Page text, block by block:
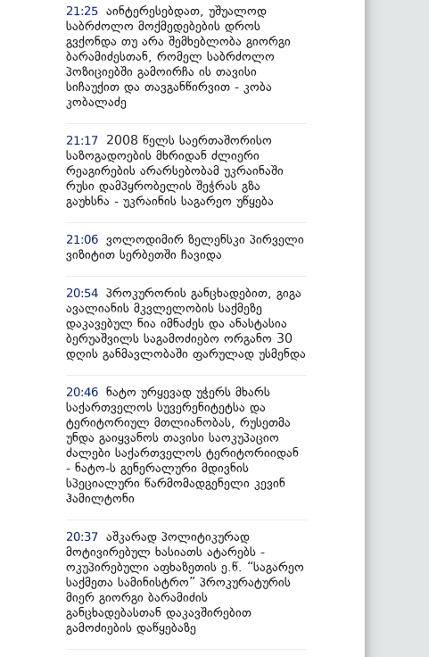
21:25 აინტერესებდათ, უშუალოდ
საბრძოლო მოქმედებების დროს
გვქონდა თუ არა შემხებლობა გიორგი
ბარამიძესთან, რომელ საბრძოლო
პოზიციებში გამოირჩა ის თავისი
სიჩაუქით და თავგანწირვით - კობა
კობალაძე
21:17
2008 წელს საერთაშორისო
საზოგადოების მხრიდან ძლიერი
რეაგირების არარსებობამ უკრაინაში
რუსი დამპყრობელის შეჭრას გზა
გაუხსნა - უკრაინის საგარეო უწყება
21:06 ვოლოდიმირ ზელენსკი პირველი
ვიზიტით სერბეთში ჩავიდა
20:54 პროკურორის განცხადებით, გიგა
ავალიანის მკვლელობის საქმეზე
დაკავებულ ნია იმნაძეს და ანასტასია
ბერუაშვილს საგამოძიებო ორგანო 30
დღის განმავლობაში ფარულად უსმენდა
20:46 ნატო ურყევად უჭერს მხარს
საქართველოს სუვერენიტეტსა და
ტერიტორიულ მთლიანობას, რუსეთმა
უნდა გაიყვანოს თავისი საოკუპაციო
ძალები საქართველოს ტერიტორიიდან
- ნატო-ს გენერალური მდივნის
სპეციალური წარმომადგენელი კევინ
ჰამილტონი
20:37 აშკარად პოლიტიკურად
მოტივირებულ ხასიათს ატარებს -
ოკუპირებული აფხაზეთის ე.წ. “საგარეო
საქმეთა სამინისტრო” პროკურატურის
მიერ გიორგი ბარამიძის
განცხადებასთან დაკავშირებით
გამოძიების დაწყებაზე